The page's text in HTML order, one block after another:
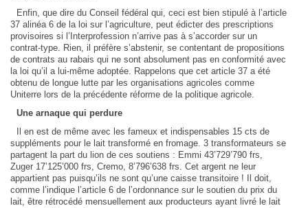
Enfin, que dire du Conseil fédéral qui, ceci est bien stipulé à l’article
37 alinéa 6 de la loi sur l’agriculture, peut édicter des prescriptions
provisoires si l’Interprofession n’arrive pas à s’accorder sur un
contrat-type. Rien, il préfère s’abstenir, se contentant de propositions
de contrats au rabais qui ne sont absolument pas en conformité avec
la loi qu’il a lui-même adoptée. Rappelons que cet article 37 a été
obtenu de longue lutte par les organisations agricoles comme
Uniterre lors de la précédente réforme de la politique agricole.
Une arnaque qui perdure
Il en est de même avec les fameux et indispensables 15 cts de
suppléments pour le lait transformé en fromage. 3 transformateurs se
partagent la part du lion de ces soutiens : Emmi 43’729’790 frs,
Zuger 17’125’000 frs, Cremo, 8’796’638 frs. Cet argent ne leur
appartient pas puisqu’ils ne sont qu’une caisse transitoire ! Il doit,
comme l’indique l’article 6 de l’ordonnance sur le soutien du prix du
lait, être rétrocédé mensuellement aux producteurs ayant livré le lait